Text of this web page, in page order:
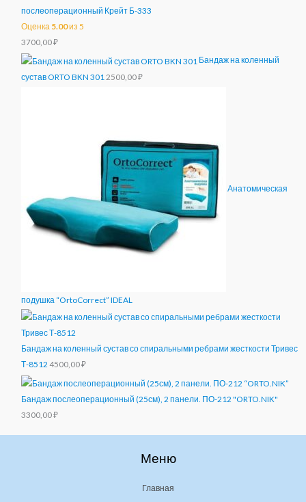
послеоперационный Крейт Б-333
Оценка 5.00из 5
3700,00₽
Бандаж на коленный
сустав ORTO BKN 301 2500,00₽
Анатомическая
подушка “OrtoCorrect” IDEAL
Бандаж на коленный сустав со спиральными ребрами жесткости Тривес
Т-8512 4500,00₽
Бандаж послеоперационный (25см), 2 панели. ПО-212 "ORTO.NIK"
3300,00₽
Меню
Главная